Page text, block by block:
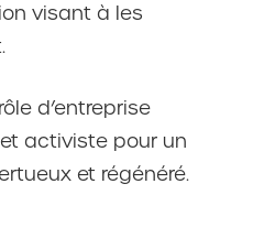
visant à les
d’entreprise
activiste pour un
et régénéré.